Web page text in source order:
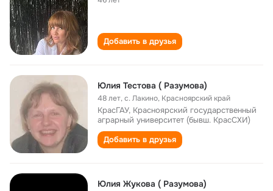
Добавить в друзья
Юлия Тестова ( Разумова)
48 лет,с. Лакино, Красноярский край
КрасГАУ, Красноярский государственный
аграрный университет (бывш. КрасСХИ)
Добавить в друзья
Юлия Жукова ( Разумова)